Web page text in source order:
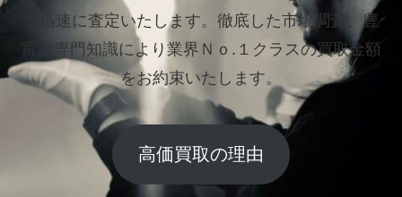
つ迅速に査定いたします。 徹底した市場調査、豊
富な専門知識により業界Ｎｏ.１クラスの買取金額
をお約束いたします。
高価買取の理由